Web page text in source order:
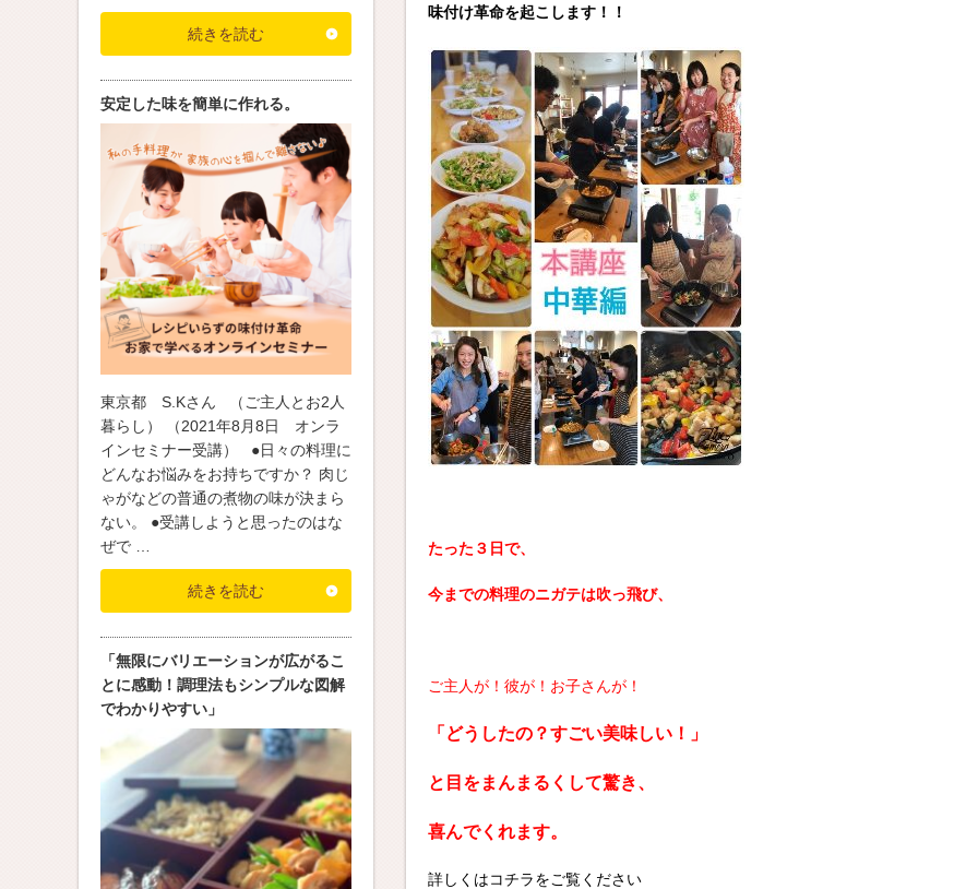
味付け革命を起こします！！
たった３日で、
今までの料理のニガテは吹っ飛び、
ご主人が！彼が！お子さんが！
「どうしたの？すごい美味しい！」
と目をまんまるくして驚き、
喜んでくれます。
詳しくはコチラをご覧ください
続きを読む
安定した味を簡単に作れる。
東京都 S.Kさん （ご主人とお2人
暮らし） （2021年8月8日 オンラ
インセミナー受講） ●日々の料理に
どんなお悩みをお持ちですか？ 肉じ
ゃがなどの普通の煮物の味が決まら
ない。 ●受講しようと思ったのはな
ぜで …
続きを読む
「無限にバリエーションが広がるこ
とに感動！調理法もシンプルな図解
でわかりやすい」